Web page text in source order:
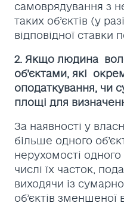
самоврядування з
таких об’єктів (у
відповідної ставки
2. Якщо людина
об’єктами, які
оподаткування, чи
площі для
За наявності у
більше одного
нерухомості
числі їх часток,
виходячи із
об’єктів зменшеної